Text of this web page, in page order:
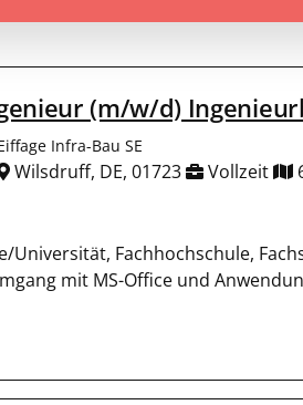
(m/w/d)
Infra-Bau SE
Wilsdruff, DE, 01723 Vollzeit
Universität, Fachhochschule,
mit MS-Office und